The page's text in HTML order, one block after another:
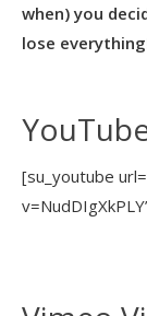
when) you
lose
[su_youtube